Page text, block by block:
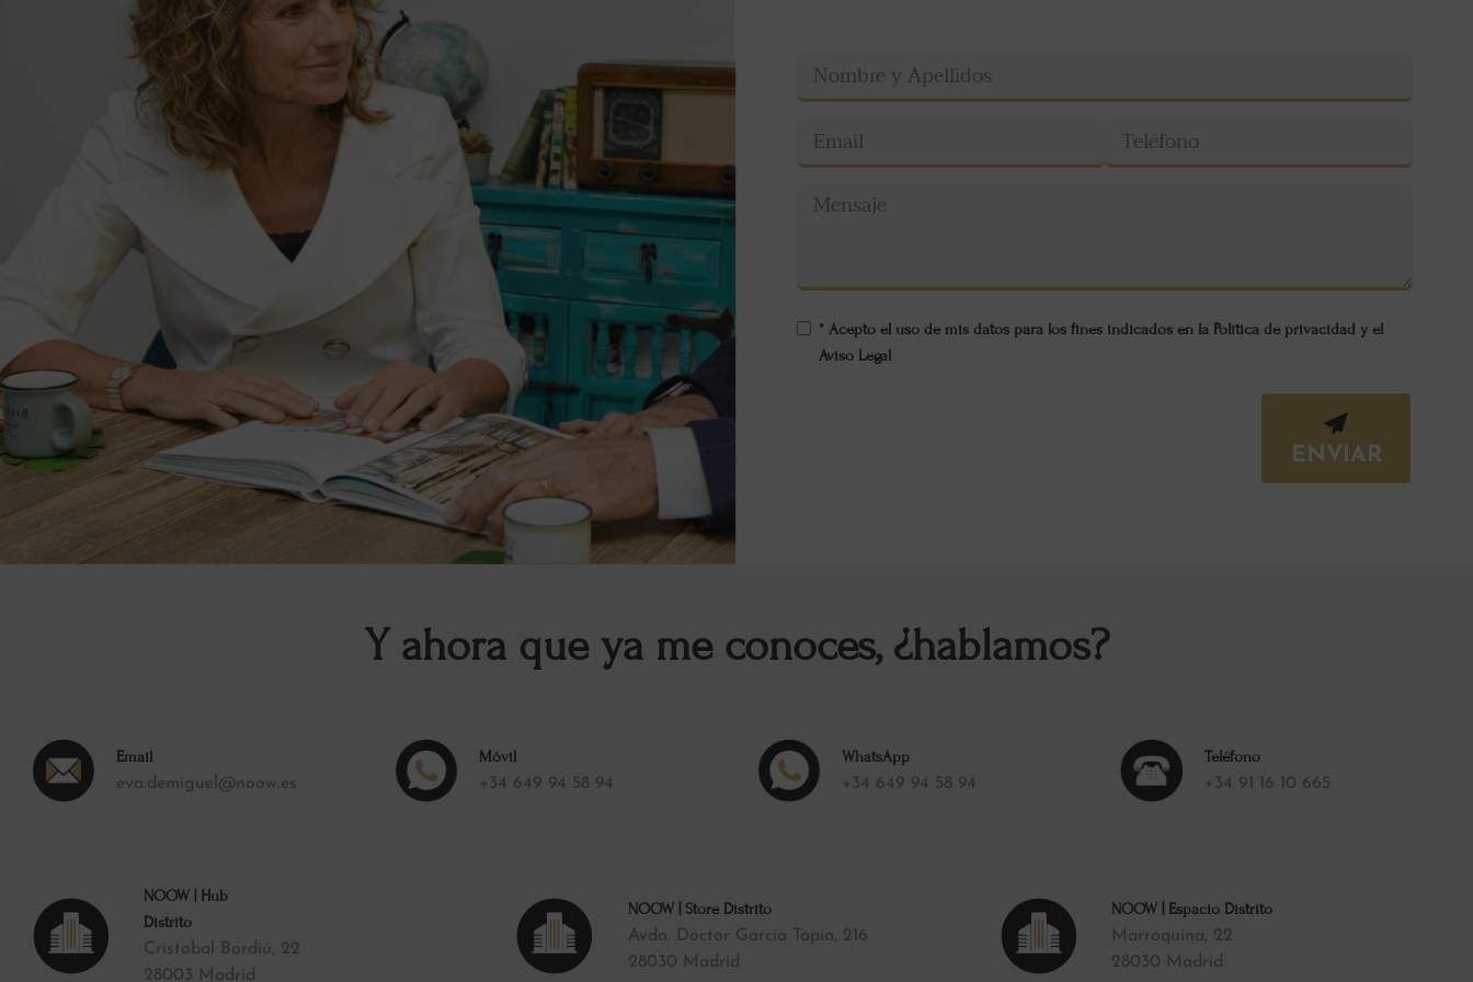
* Acepto el uso de mis datos para los fines indicados en la Política de privacidad y el
Aviso Legal
ENVIAR
Y ahora que ya me conoces, ¿hablamos?
Email
eva.demiguel@noow.es
Móvil
+34 649 94 58 94
WhatsApp
+34 649 94 58 94
Teléfono
+34 91 16 10 665
NOOW | Hub
Distrito
Cristobal Bordiú, 22
28003 Madrid
NOOW | Store Distrito
Avda. Doctor García Tapia, 216
28030 Madrid
NOOW | Espacio Distrito
Marroquina, 22
28030 Madrid